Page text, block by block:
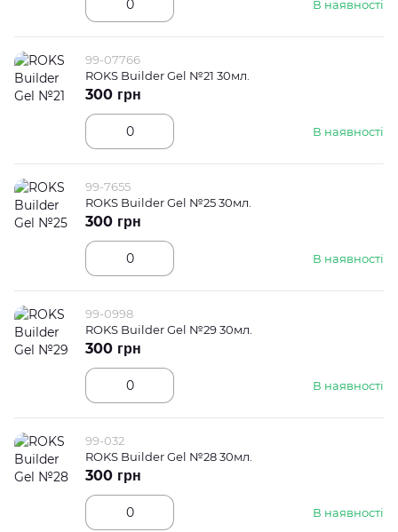
В наявності
99-07766
ROKS Builder Gel №21 30мл.
В наявності
300 грн
99-7655
ROKS Builder Gel №25 30мл.
В наявності
300 грн
99-0998
ROKS Builder Gel №29 30мл.
В наявності
300 грн
99-032
ROKS Builder Gel №28 30мл.
В наявності
300 грн